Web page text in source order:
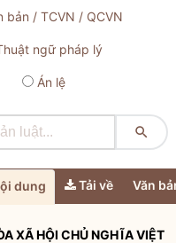
bản / TCVN / QCVN
ngữ pháp lý
Án lệ

dung Tải về Văn
XÃ HỘI CHỦ NGHĨA VIỆT